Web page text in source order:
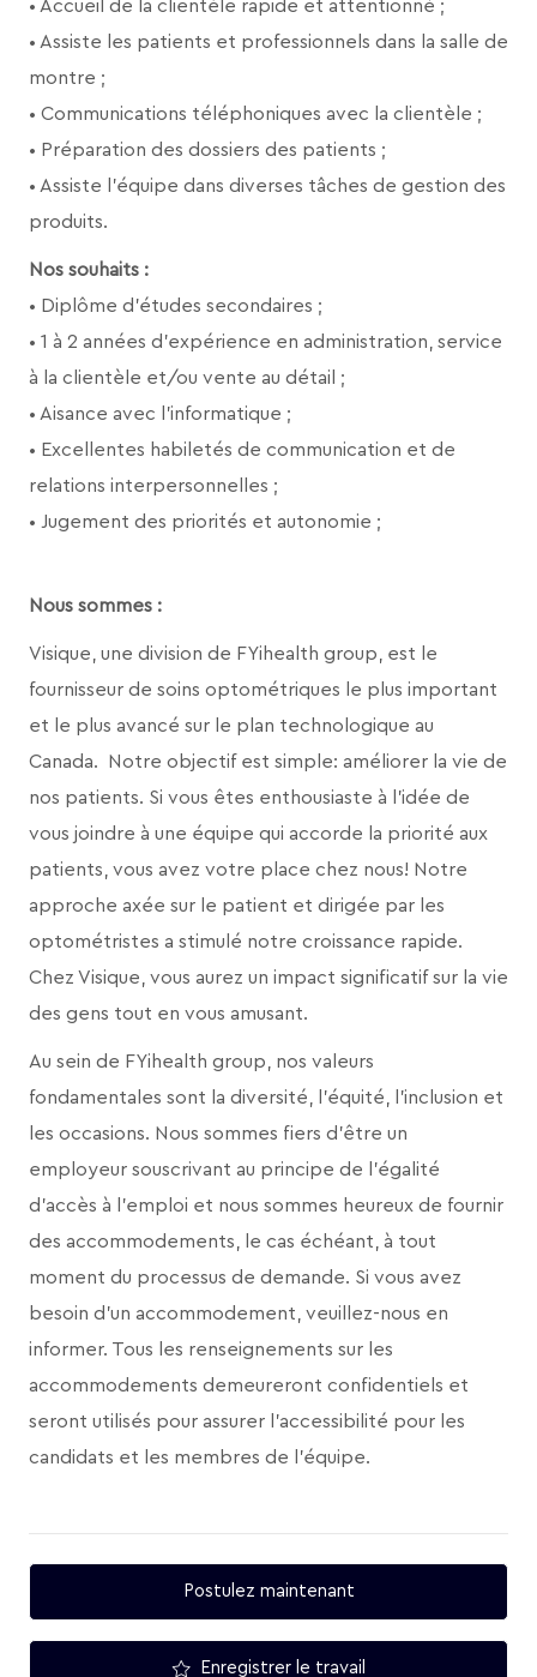
• Accueil de la clientèle rapide et attentionné ;
• Assiste les patients et professionnels dans la salle de
montre ;
• Communications téléphoniques avec la clientèle ;
• Préparation des dossiers des patients ;
• Assiste l’équipe dans diverses tâches de gestion des
produits.
Nos souhaits :
• Diplôme d’études secondaires ;
• 1 à 2 années d’expérience en administration, service
à la clientèle et/ou vente au détail ;
• Aisance avec l'informatique ;
• Excellentes habiletés de communication et de
relations interpersonnelles ;
• Jugement des priorités et autonomie ;
Nous sommes :
Visique, une division de FYihealth group,
est le
fournisseur de soins optométriques le plus important
et le plus avancé sur le plan technologique au
Canada. Notre objectif est simple: améliorer la vie de
nos patients. Si vous êtes enthousiaste à l’idée de
vous joindre à une équipe qui accorde la priorité aux
patients, vous avez votre place chez nous! Notre
approche axée sur le patient et dirigée par les
optométristes a stimulé notre croissance rapide.
Chez Visique, vous aurez un impact significatif sur la vie
des gens tout en vous amusant.
Au sein de FYihealth group, nos valeurs
fondamentales sont la diversité, l’équité, l’inclusion et
les occasions. Nous sommes fiers d’être un
employeur souscrivant au principe de l’égalité
d’accès à l’emploi et nous sommes heureux de fournir
des accommodements, le cas échéant, à tout
moment du processus de demande. Si vous avez
besoin d’un accommodement, veuillez-nous en
informer. Tous les renseignements sur les
accommodements demeureront confidentiels et
seront utilisés pour assurer l’accessibilité pour les
candidats et les membres de l’équipe.
Postulez maintenant
Enregistrer le travail